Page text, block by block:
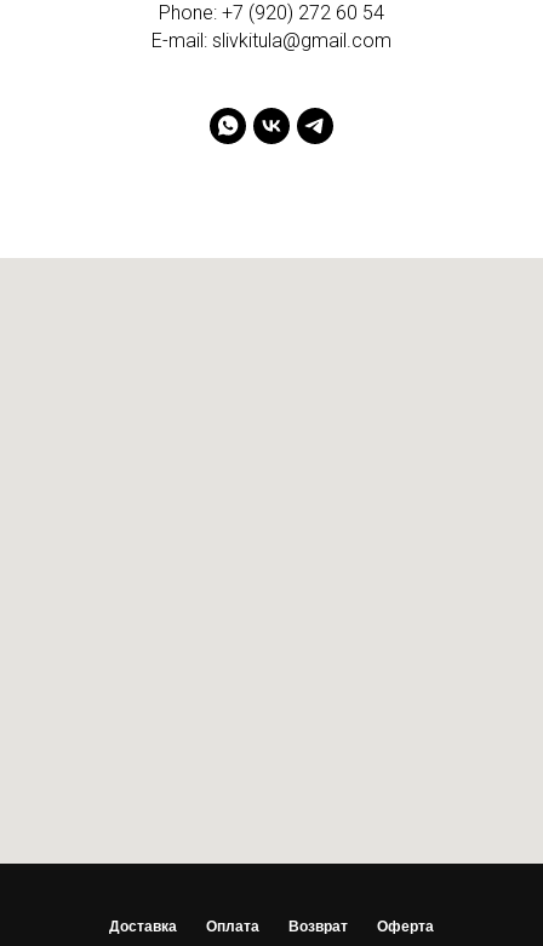
Phone: +7 (920) 272 60 54
E-mail: slivkitula@gmail.com
Доставка Оплата Возврат Оферта